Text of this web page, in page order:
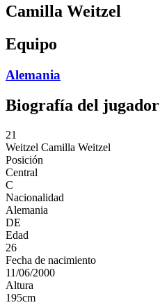
Camilla Weitzel
Equipo
Alemania
Biografía del jugador
21
Weitzel Camilla Weitzel
Posición
Central
C
Nacionalidad
Alemania
DE
Edad
26
Fecha de nacimiento
11/06/2000
Altura
195cm